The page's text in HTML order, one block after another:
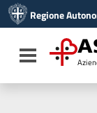
Vai al menu
Vai al footer
Regione
Toggle